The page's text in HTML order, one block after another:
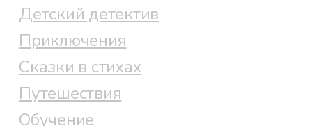
Детский детектив
Приключения
Сказки в стихах
Путешествия
Обучение